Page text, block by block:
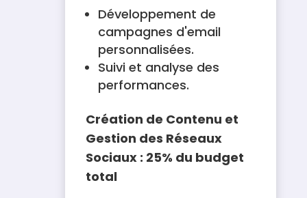
Développement de
campagnes d'email
personnalisées.
Suivi et analyse des
performances.
Création de Contenu et
Gestion des Réseaux
Sociaux : 25% du budget
total